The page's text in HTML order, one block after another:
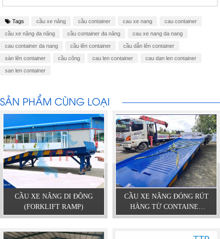
Tags cầu xe nâng cầu container cau xe nang cau container
cầu xe nâng đa năng cầu container đa năng cau xe nang da nang
cau container da nang cầu lên container cầu dẫn lên container
sàn lên container cầu công cau len container cau dan len container
san len container
SẢN PHẨM CÙNG LOẠI
CẦU XE NÂNG DI ĐỘNG
(FORKLIFT RAMP)
CẦU XE NÂNG ĐÓNG RÚT
HÀNG TỪ CONTAINER
DÀI 12.5M